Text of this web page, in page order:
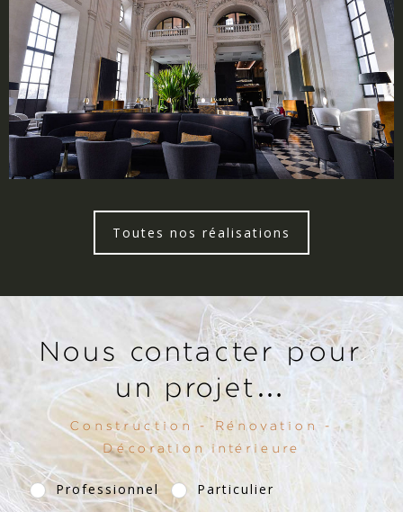
Toutes nos réalisations
Nous contacter pour
un projet…
Construction - Rénovation -
Décoration intérieure
Professionnel Particulier